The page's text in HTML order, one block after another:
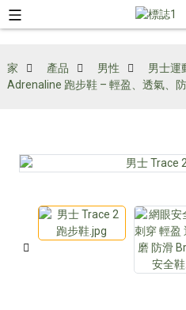
家 產品 男性 男士運
Adrenaline 跑步鞋 – 輕盈、透氣、